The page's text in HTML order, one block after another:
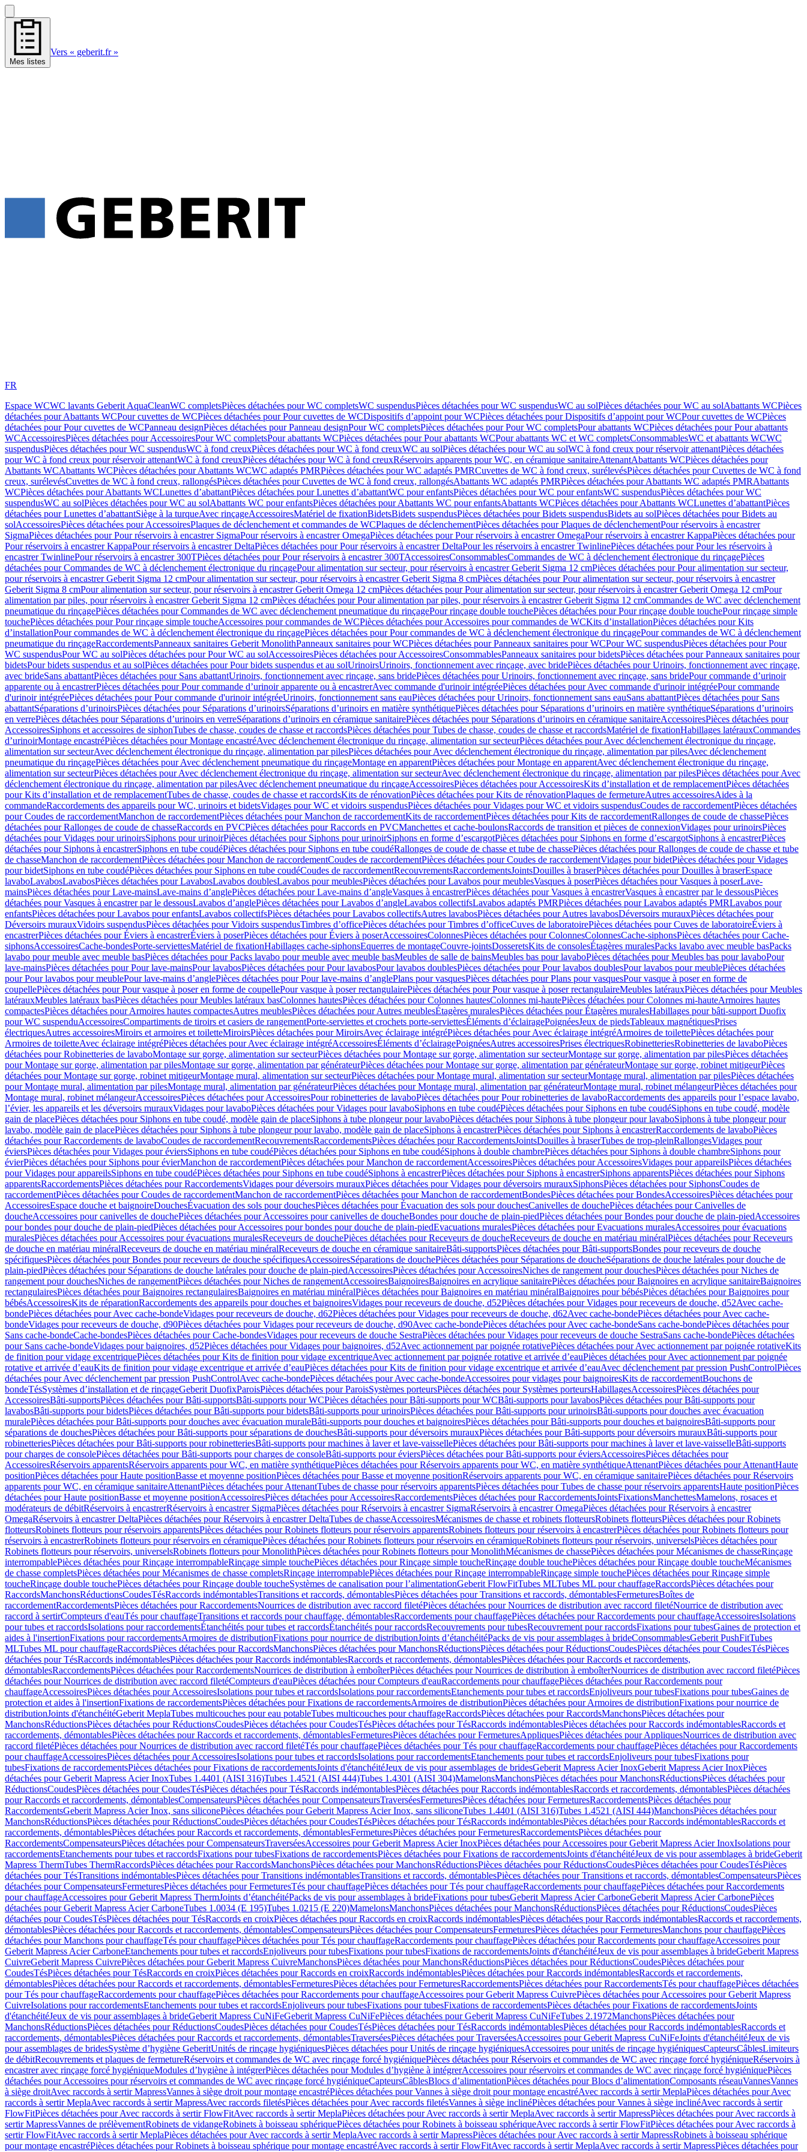
Mes listes
Vers « geberit.fr »
FR
Espace WCWC lavants Geberit AquaCleanWC completsPièces détachées pour WC completsWC suspendusPièces détachées pour WC suspendusWC au solPièces détachées pour WC au solAbattants WCPièces
détachées pour Abattants WCPour cuvettes de WCPièces détachées pour Pour cuvettes de WCDispositifs d’appoint pour WCPièces détachées pour Dispositifs d’appoint pour WCPour cuvettes de WCPièces
détachées pour Pour cuvettes de WCPanneau designPièces détachées pour Panneau designPour WC completsPièces détachées pour Pour WC completsPour abattants WCPièces détachées pour Pour abattants
WCAccessoiresPièces détachées pour AccessoiresPour WC completsPour abattants WCPièces détachées pour Pour abattants WCPour abattants WC et WC completsConsommablesWC et abattants WCWC
suspendusPièces détachées pour WC suspendusWC à fond creuxPièces détachées pour WC à fond creuxWC au solPièces détachées pour WC au solWC à fond creux pour réservoir attenantPièces détachées
pour WC à fond creux pour réservoir attenantWC à fond creuxPièces détachées pour WC à fond creuxRéservoirs apparents pour WC, en céramique sanitaireAttenantAbattants WCPièces détachées pour
Abattants WCAbattants WCPièces détachées pour Abattants WCWC adaptés PMRPièces détachées pour WC adaptés PMRCuvettes de WC à fond creux, surélevésPièces détachées pour Cuvettes de WC à fond
creux, surélevésCuvettes de WC à fond creux, rallongésPièces détachées pour Cuvettes de WC à fond creux, rallongésAbattants WC adaptés PMRPièces détachées pour Abattants WC adaptés PMRAbattants
WCPièces détachées pour Abattants WCLunettes d’abattantPièces détachées pour Lunettes d’abattantWC pour enfantsPièces détachées pour WC pour enfantsWC suspendusPièces détachées pour WC
suspendusWC au solPièces détachées pour WC au solAbattants WC pour enfantsPièces détachées pour Abattants WC pour enfantsAbattants WCPièces détachées pour Abattants WCLunettes d’abattantPièces
détachées pour Lunettes d’abattantSiège à la turqueAvec rinçageAccessoiresMatériel de fixationBidetsBidets suspendusPièces détachées pour Bidets suspendusBidets au solPièces détachées pour Bidets au
solAccessoiresPièces détachées pour AccessoiresPlaques de déclenchement et commandes de WCPlaques de déclenchementPièces détachées pour Plaques de déclenchementPour réservoirs à encastrer
SigmaPièces détachées pour Pour réservoirs à encastrer SigmaPour réservoirs à encastrer OmegaPièces détachées pour Pour réservoirs à encastrer OmegaPour réservoirs à encastrer KappaPièces détachées pour
Pour réservoirs à encastrer KappaPour réservoirs à encastrer DeltaPièces détachées pour Pour réservoirs à encastrer DeltaPour les réservoirs à encastrer TwinlinePièces détachées pour Pour les réservoirs à
encastrer TwinlinePour réservoirs à encastrer 300TPièces détachées pour Pour réservoirs à encastrer 300TAccessoiresConsommablesCommandes de WC à déclenchement électronique du rinçagePièces
détachées pour Commandes de WC à déclenchement électronique du rinçagePour alimentation sur secteur, pour réservoirs à encastrer Geberit Sigma 12 cmPièces détachées pour Pour alimentation sur secteur,
pour réservoirs à encastrer Geberit Sigma 12 cmPour alimentation sur secteur, pour réservoirs à encastrer Geberit Sigma 8 cmPièces détachées pour Pour alimentation sur secteur, pour réservoirs à encastrer
Geberit Sigma 8 cmPour alimentation sur secteur, pour réservoirs à encastrer Geberit Omega 12 cmPièces détachées pour Pour alimentation sur secteur, pour réservoirs à encastrer Geberit Omega 12 cmPour
alimentation par piles, pour réservoirs à encastrer Geberit Sigma 12 cmPièces détachées pour Pour alimentation par piles, pour réservoirs à encastrer Geberit Sigma 12 cmCommandes de WC avec déclenchement
pneumatique du rinçagePièces détachées pour Commandes de WC avec déclenchement pneumatique du rinçagePour rinçage double touchePièces détachées pour Pour rinçage double touchePour rinçage simple
touchePièces détachées pour Pour rinçage simple toucheAccessoires pour commandes de WCPièces détachées pour Accessoires pour commandes de WCKits d’installationPièces détachées pour Kits
d’installationPour commandes de WC à déclenchement électronique du rinçagePièces détachées pour Pour commandes de WC à déclenchement électronique du rinçagePour commandes de WC à déclenchement
pneumatique du rinçageRaccordementsPanneaux sanitaires Geberit MonolithPanneaux sanitaires pour WCPièces détachées pour Panneaux sanitaires pour WCPour WC suspendusPièces détachées pour Pour
WC suspendusPour WC au solPièces détachées pour Pour WC au solAccessoiresPièces détachées pour AccessoiresConsommablesPanneaux sanitaires pour bidetsPièces détachées pour Panneaux sanitaires pour
bidetsPour bidets suspendus et au solPièces détachées pour Pour bidets suspendus et au solUrinoirsUrinoirs, fonctionnement avec rinçage, avec bridePièces détachées pour Urinoirs, fonctionnement avec rinçage,
avec brideSans abattantPièces détachées pour Sans abattantUrinoirs, fonctionnement avec rinçage, sans bridePièces détachées pour Urinoirs, fonctionnement avec rinçage, sans bridePour commande d’urinoir
apparente ou à encastrerPièces détachées pour Pour commande d’urinoir apparente ou à encastrerAvec commande d'urinoir intégréePièces détachées pour Avec commande d'urinoir intégréePour commande
d'urinoir intégréePièces détachées pour Pour commande d'urinoir intégréeUrinoirs, fonctionnement sans eauPièces détachées pour Urinoirs, fonctionnement sans eauSans abattantPièces détachées pour Sans
abattantSéparations d’urinoirsPièces détachées pour Séparations d’urinoirsSéparations d’urinoirs en matière synthétiquePièces détachées pour Séparations d’urinoirs en matière synthétiqueSéparations d’urinoirs
en verrePièces détachées pour Séparations d’urinoirs en verreSéparations d’urinoirs en céramique sanitairePièces détachées pour Séparations d’urinoirs en céramique sanitaireAccessoiresPièces détachées pour
AccessoiresSiphons et accessoires de siphonTubes de chasse, coudes de chasse et raccordsPièces détachées pour Tubes de chasse, coudes de chasse et raccordsMatériel de fixationHabillages latérauxCommandes
dʼurinoirMontage encastréPièces détachées pour Montage encastréAvec déclenchement électronique du rinçage, alimentation sur secteurPièces détachées pour Avec déclenchement électronique du rinçage,
alimentation sur secteurAvec déclenchement électronique du rinçage, alimentation par pilesPièces détachées pour Avec déclenchement électronique du rinçage, alimentation par pilesAvec déclenchement
pneumatique du rinçagePièces détachées pour Avec déclenchement pneumatique du rinçageMontage en apparentPièces détachées pour Montage en apparentAvec déclenchement électronique du rinçage,
alimentation sur secteurPièces détachées pour Avec déclenchement électronique du rinçage, alimentation sur secteurAvec déclenchement électronique du rinçage, alimentation par pilesPièces détachées pour Avec
déclenchement électronique du rinçage, alimentation par pilesAvec déclenchement pneumatique du rinçageAccessoiresPièces détachées pour AccessoiresKits d’installation et de remplacementPièces détachées
pour Kits d’installation et de remplacementTubes de chasse, coudes de chasse et raccordsKits de rénovationPièces détachées pour Kits de rénovationPlaques de fermetureAutres accessoiresAides à la
commandeRaccordements des appareils pour WC, urinoirs et bidetsVidages pour WC et vidoirs suspendusPièces détachées pour Vidages pour WC et vidoirs suspendusCoudes de raccordementPièces détachées
pour Coudes de raccordementManchon de raccordementPièces détachées pour Manchon de raccordementKits de raccordementPièces détachées pour Kits de raccordementRallonges de coude de chassePièces
détachées pour Rallonges de coude de chasseRaccords en PVCPièces détachées pour Raccords en PVCManchettes et cache-boulonsRaccords de transition et pièces de connexionVidages pour urinoirsPièces
détachées pour Vidages pour urinoirsSiphons pour urinoirPièces détachées pour Siphons pour urinoirSiphons en forme d’escargotPièces détachées pour Siphons en forme d’escargotSiphons à encastrerPièces
détachées pour Siphons à encastrerSiphons en tube coudéPièces détachées pour Siphons en tube coudéRallonges de coude de chasse et tube de chassePièces détachées pour Rallonges de coude de chasse et tube
de chasseManchon de raccordementPièces détachées pour Manchon de raccordementCoudes de raccordementPièces détachées pour Coudes de raccordementVidages pour bidetPièces détachées pour Vidages
pour bidetSiphons en tube coudéPièces détachées pour Siphons en tube coudéCoudes de raccordementRecouvrementsRaccordementsJointsDouilles à braserPièces détachées pour Douilles à braserEspace
lavaboLavabosLavabosPièces détachées pour LavabosLavabos doublesLavabos pour meublesPièces détachées pour Lavabos pour meublesVasques à poserPièces détachées pour Vasques à poserLave-
mainsPièces détachées pour Lave-mainsLave-mains d’anglePièces détachées pour Lave-mains d’angleVasques à encastrerPièces détachées pour Vasques à encastrerVasques à encastrer par le dessousPièces
détachées pour Vasques à encastrer par le dessousLavabos d’anglePièces détachées pour Lavabos d’angleLavabos collectifsLavabos adaptés PMRPièces détachées pour Lavabos adaptés PMRLavabos pour
enfantsPièces détachées pour Lavabos pour enfantsLavabos collectifsPièces détachées pour Lavabos collectifsAutres lavabosPièces détachées pour Autres lavabosDéversoirs murauxPièces détachées pour
Déversoirs murauxVidoirs suspendusPièces détachées pour Vidoirs suspendusTimbres dʼofficePièces détachées pour Timbres dʼofficeCuves de laboratoirePièces détachées pour Cuves de laboratoireÉviers à
encastrerPièces détachées pour Éviers à encastrerÉviers à poserPièces détachées pour Éviers à poserAccessoiresColonnesPièces détachées pour ColonnesColonnesCache-siphonsPièces détachées pour Cache-
siphonsAccessoiresCache-bondesPorte-serviettesMatériel de fixationHabillages cache-siphonsEquerres de montageCouvre-jointsDosseretsKits de consolesÉtagères muralesPacks lavabo avec meuble basPacks
lavabo pour meuble avec meuble basPièces détachées pour Packs lavabo pour meuble avec meuble basMeubles de salle de bainsMeubles bas pour lavaboPièces détachées pour Meubles bas pour lavaboPour
lave-mainsPièces détachées pour Pour lave-mainsPour lavabosPièces détachées pour Pour lavabosPour lavabos doublesPièces détachées pour Pour lavabos doublesPour lavabos pour meublePièces détachées
pour Pour lavabos pour meublePour lave-mains d’anglePièces détachées pour Pour lave-mains d’anglePlans pour vasquesPièces détachées pour Plans pour vasquesPour vasque à poser en forme de
coupellePièces détachées pour Pour vasque à poser en forme de coupellePour vasque à poser rectangulairePièces détachées pour Pour vasque à poser rectangulaireMeubles latérauxPièces détachées pour Meubles
latérauxMeubles latéraux basPièces détachées pour Meubles latéraux basColonnes hautesPièces détachées pour Colonnes hautesColonnes mi-hautePièces détachées pour Colonnes mi-hauteArmoires hautes
compactesPièces détachées pour Armoires hautes compactesAutres meublesPièces détachées pour Autres meublesÉtagères muralesPièces détachées pour Étagères muralesHabillages pour bâti-support Duofix
pour WC suspenduAccessoiresCompartiments de tiroirs et casiers de rangementPorte-serviettes et crochets porte-serviettesÉléments d’éclairagePoignéesJeux de piedsTableaux magnétiquesPrises
électriquesAutres accessoiresMiroirs et armoires et toiletteMiroirsPièces détachées pour MiroirsAvec éclairage intégréPièces détachées pour Avec éclairage intégréArmoires de toilettePièces détachées pour
Armoires de toiletteAvec éclairage intégréPièces détachées pour Avec éclairage intégréAccessoiresÉléments d’éclairagePoignéesAutres accessoiresPrises électriquesRobinetteriesRobinetteries de lavaboPièces
détachées pour Robinetteries de lavaboMontage sur gorge, alimentation sur secteurPièces détachées pour Montage sur gorge, alimentation sur secteurMontage sur gorge, alimentation par pilesPièces détachées
pour Montage sur gorge, alimentation par pilesMontage sur gorge, alimentation par générateurPièces détachées pour Montage sur gorge, alimentation par générateurMontage sur gorge, robinet mitigeurPièces
détachées pour Montage sur gorge, robinet mitigeurMontage mural, alimentation sur secteurPièces détachées pour Montage mural, alimentation sur secteurMontage mural, alimentation par pilesPièces détachées
pour Montage mural, alimentation par pilesMontage mural, alimentation par générateurPièces détachées pour Montage mural, alimentation par générateurMontage mural, robinet mélangeurPièces détachées pour
Montage mural, robinet mélangeurAccessoiresPièces détachées pour AccessoiresPour robinetteries de lavaboPièces détachées pour Pour robinetteries de lavaboRaccordements des appareils pour l’espace lavabo,
l’évier, les appareils et les déversoirs murauxVidages pour lavaboPièces détachées pour Vidages pour lavaboSiphons en tube coudéPièces détachées pour Siphons en tube coudéSiphons en tube coudé, modèle
gain de placePièces détachées pour Siphons en tube coudé, modèle gain de placeSiphons à tube plongeur pour lavaboPièces détachées pour Siphons à tube plongeur pour lavaboSiphons à tube plongeur pour
lavabo, modèle gain de placePièces détachées pour Siphons à tube plongeur pour lavabo, modèle gain de placeSiphons à encastrerPièces détachées pour Siphons à encastrerRaccordements de lavaboPièces
détachées pour Raccordements de lavaboCoudes de raccordementRecouvrementsRaccordementsPièces détachées pour RaccordementsJointsDouilles à braserTubes de trop-pleinRallongesVidages pour
éviersPièces détachées pour Vidages pour éviersSiphons en tube coudéPièces détachées pour Siphons en tube coudéSiphons à double chambrePièces détachées pour Siphons à double chambreSiphons pour
évierPièces détachées pour Siphons pour évierManchon de raccordementPièces détachées pour Manchon de raccordementAccessoiresPièces détachées pour AccessoiresVidages pour appareilsPièces détachées
pour Vidages pour appareilsSiphons en tube coudéPièces détachées pour Siphons en tube coudéSiphons à encastrerPièces détachées pour Siphons à encastrerSiphons apparentsPièces détachées pour Siphons
apparentsRaccordementsPièces détachées pour RaccordementsVidages pour déversoirs murauxPièces détachées pour Vidages pour déversoirs murauxSiphonsPièces détachées pour SiphonsCoudes de
raccordementPièces détachées pour Coudes de raccordementManchon de raccordementPièces détachées pour Manchon de raccordementBondesPièces détachées pour BondesAccessoiresPièces détachées pour
AccessoiresEspace douche et baignoireDouchesÉvacuation des sols pour douchesPièces détachées pour Évacuation des sols pour douchesCanivelles de douchePièces détachées pour Canivelles de
doucheAccessoires pour canivelles de douchePièces détachées pour Accessoires pour canivelles de doucheBondes pour douche de plain-piedPièces détachées pour Bondes pour douche de plain-piedAccessoires
pour bondes pour douche de plain-piedPièces détachées pour Accessoires pour bondes pour douche de plain-piedEvacuations muralesPièces détachées pour Evacuations muralesAccessoires pour évacuations
muralesPièces détachées pour Accessoires pour évacuations muralesReceveurs de douchePièces détachées pour Receveurs de doucheReceveurs de douche en matériau minéralPièces détachées pour Receveurs
de douche en matériau minéralReceveurs de douche en matériau minéralReceveurs de douche en céramique sanitaireBâti-supportsPièces détachées pour Bâti-supportsBondes pour receveurs de douche
spécifiquesPièces détachées pour Bondes pour receveurs de douche spécifiquesAccessoiresSéparations de douchePièces détachées pour Séparations de doucheSéparations de douche latérales pour douche de
plain-piedPièces détachées pour Séparations de douche latérales pour douche de plain-piedAccessoiresPièces détachées pour AccessoiresNiches de rangement pour douchesPièces détachées pour Niches de
rangement pour douchesNiches de rangementPièces détachées pour Niches de rangementAccessoiresBaignoiresBaignoires en acrylique sanitairePièces détachées pour Baignoires en acrylique sanitaireBaignoires
rectangulairesPièces détachées pour Baignoires rectangulairesBaignoires en matériau minéralPièces détachées pour Baignoires en matériau minéralBaignoires pour bébésPièces détachées pour Baignoires pour
bébésAccessoiresKits de réparationRaccordements des appareils pour douches et baignoiresVidages pour receveurs de douche, d52Pièces détachées pour Vidages pour receveurs de douche, d52Avec cache-
bondePièces détachées pour Avec cache-bondeVidages pour receveurs de douche, d62Pièces détachées pour Vidages pour receveurs de douche, d62Avec cache-bondePièces détachées pour Avec cache-
bondeVidages pour receveurs de douche, d90Pièces détachées pour Vidages pour receveurs de douche, d90Avec cache-bondePièces détachées pour Avec cache-bondeSans cache-bondePièces détachées pour
Sans cache-bondeCache-bondesPièces détachées pour Cache-bondesVidages pour receveurs de douche SestraPièces détachées pour Vidages pour receveurs de douche SestraSans cache-bondePièces détachées
pour Sans cache-bondeVidages pour baignoires, d52Pièces détachées pour Vidages pour baignoires, d52Avec actionnement par poignée rotativePièces détachées pour Avec actionnement par poignée rotativeKits
de finition pour vidage excentriquePièces détachées pour Kits de finition pour vidage excentriqueAvec actionnement par poignée rotative et arrivée d’eauPièces détachées pour Avec actionnement par poignée
rotative et arrivée d’eauKits de finition pour vidage excentrique et arrivée d’eauPièces détachées pour Kits de finition pour vidage excentrique et arrivée d’eauAvec déclenchement par pression PushControlPièces
détachées pour Avec déclenchement par pression PushControlAvec cache-bondePièces détachées pour Avec cache-bondeAccessoires pour vidages pour baignoiresKits de raccordementBouchons de
bondeTésSystèmes d’installation et de rinçageGeberit DuofixParoisPièces détachées pour ParoisSystèmes porteursPièces détachées pour Systèmes porteursHabillagesAccessoiresPièces détachées pour
AccessoiresBâti-supportsPièces détachées pour Bâti-supportsBâti-supports pour WCPièces détachées pour Bâti-supports pour WCBâti-supports pour lavabosPièces détachées pour Bâti-supports pour
lavabosBâti-supports pour bidetsPièces détachées pour Bâti-supports pour bidetsBâti-supports pour urinoirsPièces détachées pour Bâti-supports pour urinoirsBâti-supports pour douches avec évacuation
muralePièces détachées pour Bâti-supports pour douches avec évacuation muraleBâti-supports pour douches et baignoiresPièces détachées pour Bâti-supports pour douches et baignoiresBâti-supports pour
séparations de douchesPièces détachées pour Bâti-supports pour séparations de douchesBâti-supports pour déversoirs murauxPièces détachées pour Bâti-supports pour déversoirs murauxBâti-supports pour
robinetteriesPièces détachées pour Bâti-supports pour robinetteriesBâti-supports pour machines à laver et lave-vaissellePièces détachées pour Bâti-supports pour machines à laver et lave-vaisselleBâti-supports
pour charges de consolePièces détachées pour Bâti-supports pour charges de consoleBâti-supports pour éviersPièces détachées pour Bâti-supports pour éviersAccessoiresPièces détachées pour
AccessoiresRéservoirs apparentsRéservoirs apparents pour WC, en matière synthétiquePièces détachées pour Réservoirs apparents pour WC, en matière synthétiqueAttenantPièces détachées pour AttenantHaute
positionPièces détachées pour Haute positionBasse et moyenne positionPièces détachées pour Basse et moyenne positionRéservoirs apparents pour WC, en céramique sanitairePièces détachées pour Réservoirs
apparents pour WC, en céramique sanitaireAttenantPièces détachées pour AttenantTubes de chasse pour réservoirs apparentsPièces détachées pour Tubes de chasse pour réservoirs apparentsHaute positionPièces
détachées pour Haute positionBasse et moyenne positionAccessoiresPièces détachées pour AccessoiresRaccordementsPièces détachées pour RaccordementsJointsFixationsManchettesMamelons, rosaces et
modérateurs de débitRéservoirs à encastrerRéservoirs à encastrer SigmaPièces détachées pour Réservoirs à encastrer SigmaRéservoirs à encastrer OmegaPièces détachées pour Réservoirs à encastrer
OmegaRéservoirs à encastrer DeltaPièces détachées pour Réservoirs à encastrer DeltaTubes de chasseAccessoiresMécanismes de chasse et robinets flotteursRobinets flotteursPièces détachées pour Robinets
flotteursRobinets flotteurs pour réservoirs apparentsPièces détachées pour Robinets flotteurs pour réservoirs apparentsRobinets flotteurs pour réservoirs à encastrerPièces détachées pour Robinets flotteurs pour
réservoirs à encastrerRobinets flotteurs pour réservoirs en céramiquePièces détachées pour Robinets flotteurs pour réservoirs en céramiqueRobinets flotteurs pour réservoirs, universelsPièces détachées pour
Robinets flotteurs pour réservoirs, universelsRobinets flotteurs pour MonolithPièces détachées pour Robinets flotteurs pour MonolithMécanismes de chassePièces détachées pour Mécanismes de chasseRinçage
interrompablePièces détachées pour Rinçage interrompableRinçage simple touchePièces détachées pour Rinçage simple toucheRinçage double touchePièces détachées pour Rinçage double toucheMécanismes
de chasse completsPièces détachées pour Mécanismes de chasse completsRinçage interrompablePièces détachées pour Rinçage interrompableRinçage simple touchePièces détachées pour Rinçage simple
toucheRinçage double touchePièces détachées pour Rinçage double toucheSystèmes de canalisation pour l’alimentationGeberit FlowFitTubes MLTubes ML pour chauffageRaccordsPièces détachées pour
RaccordsManchonsRéductionsCoudesTésRaccords indémontablesTransitions et raccords, démontablesPièces détachées pour Transitions et raccords, démontablesFermeturesBoîtes de
raccordementRaccordementsPièces détachées pour RaccordementsNourrices de distribution avec raccord filetéPièces détachées pour Nourrices de distribution avec raccord filetéNourrice de distribution avec
raccord à sertirCompteurs d'eauTés pour chauffageTransitions et raccords pour chauffage, démontablesRaccordements pour chauffagePièces détachées pour Raccordements pour chauffageAccessoiresIsolations
pour tubes et raccordsIsolations pour raccordementsÉtanchéités pour tubes et raccordsÉtanchéités pour raccordsRecouvrements pour tubesRecouvrement pour raccordsFixations pour tubesGaines de protection et
aides à l'insertionFixations pour raccordementsArmoires de distributionFixations pour nourrice de distributionJoints d’étanchéitéPacks de vis pour assemblages à brideConsommablesGeberit PushFitTubes
MLTubes ML pour chauffageRaccordsPièces détachées pour RaccordsManchonsPièces détachées pour ManchonsRéductionsPièces détachées pour RéductionsCoudesPièces détachées pour CoudesTésPièces
détachées pour TésRaccords indémontablesPièces détachées pour Raccords indémontablesRaccords et raccordements, démontablesPièces détachées pour Raccords et raccordements,
démontablesRaccordementsPièces détachées pour RaccordementsNourrices de distribution à emboîterPièces détachées pour Nourrices de distribution à emboîterNourrices de distribution avec raccord filetéPièces
détachées pour Nourrices de distribution avec raccord filetéCompteurs d'eauPièces détachées pour Compteurs d'eauRaccordements pour chauffagePièces détachées pour Raccordements pour
chauffageAccessoiresPièces détachées pour AccessoiresIsolations pour tubes et raccordsIsolations pour raccordementsEtanchements pour tubes et raccordsEnjoliveurs pour tubesFixations pour tubesGaines de
protection et aides à l'insertionFixations de raccordementsPièces détachées pour Fixations de raccordementsArmoires de distributionPièces détachées pour Armoires de distributionFixations pour nourrice de
distributionJoints d'étanchéitéGeberit MeplaTubes multicouches pour eau potableTubes multicouches pour chauffageRaccordsPièces détachées pour RaccordsManchonsPièces détachées pour
ManchonsRéductionsPièces détachées pour RéductionsCoudesPièces détachées pour CoudesTésPièces détachées pour TésRaccords indémontablesPièces détachées pour Raccords indémontablesRaccords et
raccordements, démontablesPièces détachées pour Raccords et raccordements, démontablesFermeturesPièces détachées pour FermeturesAppliquesPièces détachées pour AppliquesNourrices de distribution avec
raccord filetéPièces détachées pour Nourrices de distribution avec raccord filetéTés pour chauffagePièces détachées pour Tés pour chauffageRaccordements pour chauffagePièces détachées pour Raccordements
pour chauffageAccessoiresPièces détachées pour AccessoiresIsolations pour tubes et raccordsIsolations pour raccordementsEtanchements pour tubes et raccordsEnjoliveurs pour tubesFixations pour
tubesFixations de raccordementsPièces détachées pour Fixations de raccordementsJoints d'étanchéitéJeux de vis pour assemblages de bridesGeberit Mapress Acier InoxGeberit Mapress Acier InoxPièces
détachées pour Geberit Mapress Acier InoxTubes 1.4401 (AISI 316)Tubes 1.4521 (AISI 444)Tubes 1.4301 (AISI 304)MamelonsManchonsPièces détachées pour ManchonsRéductionsPièces détachées pour
RéductionsCoudesPièces détachées pour CoudesTésPièces détachées pour TésRaccords indémontablesPièces détachées pour Raccords indémontablesRaccords et raccordements, démontablesPièces détachées
pour Raccords et raccordements, démontablesCompensateursPièces détachées pour CompensateursTraverséesFermeturesPièces détachées pour FermeturesRaccordementsPièces détachées pour
RaccordementsGeberit Mapress Acier Inox, sans siliconePièces détachées pour Geberit Mapress Acier Inox, sans siliconeTubes 1.4401 (AISI 316)Tubes 1.4521 (AISI 444)ManchonsPièces détachées pour
ManchonsRéductionsPièces détachées pour RéductionsCoudesPièces détachées pour CoudesTésPièces détachées pour TésRaccords indémontablesPièces détachées pour Raccords indémontablesRaccords et
raccordements, démontablesPièces détachées pour Raccords et raccordements, démontablesFermeturesPièces détachées pour FermeturesRaccordementsPièces détachées pour
RaccordementsCompensateursPièces détachées pour CompensateursTraverséesAccessoires pour Geberit Mapress Acier InoxPièces détachées pour Accessoires pour Geberit Mapress Acier InoxIsolations pour
raccordementsEtanchements pour tubes et raccordsFixations pour tubesFixations de raccordementsPièces détachées pour Fixations de raccordementsJoints d'étanchéitéJeux de vis pour assemblages à brideGeberit
Mapress ThermTubes ThermRaccordsPièces détachées pour RaccordsManchonsPièces détachées pour ManchonsRéductionsPièces détachées pour RéductionsCoudesPièces détachées pour CoudesTésPièces
détachées pour TésTransitions indémontablesPièces détachées pour Transitions indémontablesTransitions et raccords, démontablesPièces détachées pour Transitions et raccords, démontablesCompensateursPièces
détachées pour CompensateursFermeturesPièces détachées pour FermeturesTés pour chauffagePièces détachées pour Tés pour chauffageRaccordements pour chauffagePièces détachées pour Raccordements
pour chauffageAccessoires pour Geberit Mapress ThermJoints d’étanchéitéPacks de vis pour assemblages à brideFixations pour tubesGeberit Mapress Acier CarboneGeberit Mapress Acier CarbonePièces
détachées pour Geberit Mapress Acier CarboneTubes 1.0034 (E 195)Tubes 1.0215 (E 220)MamelonsManchonsPièces détachées pour ManchonsRéductionsPièces détachées pour RéductionsCoudesPièces
détachées pour CoudesTésPièces détachées pour TésRaccords en croixPièces détachées pour Raccords en croixRaccords indémontablesPièces détachées pour Raccords indémontablesRaccords et raccordements,
démontablesPièces détachées pour Raccords et raccordements, démontablesCompensateursPièces détachées pour CompensateursFermeturesPièces détachées pour FermeturesManchons pour chauffagePièces
détachées pour Manchons pour chauffageTés pour chauffagePièces détachées pour Tés pour chauffageRaccordements pour chauffagePièces détachées pour Raccordements pour chauffageAccessoires pour
Geberit Mapress Acier CarboneEtanchements pour tubes et raccordsEnjoliveurs pour tubesFixations pour tubesFixations de raccordementsJoints d'étanchéitéJeux de vis pour assemblages à brideGeberit Mapress
CuivreGeberit Mapress CuivrePièces détachées pour Geberit Mapress CuivreManchonsPièces détachées pour ManchonsRéductionsPièces détachées pour RéductionsCoudesPièces détachées pour
CoudesTésPièces détachées pour TésRaccords en croixPièces détachées pour Raccords en croixRaccords indémontablesPièces détachées pour Raccords indémontablesRaccords et raccordements,
démontablesPièces détachées pour Raccords et raccordements, démontablesFermeturesPièces détachées pour FermeturesRaccordementsPièces détachées pour RaccordementsTés pour chauffagePièces détachées
pour Tés pour chauffageRaccordements pour chauffagePièces détachées pour Raccordements pour chauffageAccessoires pour Geberit Mapress CuivrePièces détachées pour Accessoires pour Geberit Mapress
CuivreIsolations pour raccordementsEtanchements pour tubes et raccordsEnjoliveurs pour tubesFixations pour tubesFixations de raccordementsPièces détachées pour Fixations de raccordementsJoints
d'étanchéitéJeux de vis pour assemblages à brideGeberit Mapress CuNiFeGeberit Mapress CuNiFePièces détachées pour Geberit Mapress CuNiFeTubes 2.1972ManchonsPièces détachées pour
ManchonsRéductionsPièces détachées pour RéductionsCoudesPièces détachées pour CoudesTésPièces détachées pour TésRaccords indémontablesPièces détachées pour Raccords indémontablesRaccords et
raccordements, démontablesPièces détachées pour Raccords et raccordements, démontablesTraverséesPièces détachées pour TraverséesAccessoires pour Geberit Mapress CuNiFeJoints d'étanchéitéJeux de vis
pour assemblages de bridesSystème d’hygiène GeberitUnités de rinçage hygiéniquesPièces détachées pour Unités de rinçage hygiéniquesAccessoires pour unités de rinçage hygiéniquesCapteursCâblesLimiteurs
de débitRecouvrements et plaques de fermetureRéservoirs et commandes de WC avec rinçage forcé hygiéniquePièces détachées pour Réservoirs et commandes de WC avec rinçage forcé hygiéniqueRéservoirs à
encastrer avec rinçage forcé hygiéniqueModules d’hygiène à intégrerPièces détachées pour Modules d’hygiène à intégrerAccessoires pour réservoirs et commandes de WC avec rinçage forcé hygiéniquePièces
détachées pour Accessoires pour réservoirs et commandes de WC avec rinçage forcé hygiéniqueCapteursCâblesBlocs d’alimentationPièces détachées pour Blocs d’alimentationComposants réseauVannesVannes
à siège droitAvec raccords à sertir MapressVannes à siège droit pour montage encastréPièces détachées pour Vannes à siège droit pour montage encastréAvec raccords à sertir MeplaPièces détachées pour Avec
raccords à sertir MeplaAvec raccords à sertir MapressAvec raccords filetésPièces détachées pour Avec raccords filetésVannes à siège inclinéPièces détachées pour Vannes à siège inclinéAvec raccords à sertir
FlowFitPièces détachées pour Avec raccords à sertir FlowFitAvec raccords à sertir MeplaPièces détachées pour Avec raccords à sertir MeplaAvec raccords à sertir MapressPièces détachées pour Avec raccords à
sertir MapressVannes de prélèvementRobinets de vidangeRobinets à boisseau sphériquePièces détachées pour Robinets à boisseau sphériqueAvec raccords à sertir FlowFitPièces détachées pour Avec raccords à
sertir FlowFitAvec raccords à sertir MeplaPièces détachées pour Avec raccords à sertir MeplaAvec raccords à sertir MapressPièces détachées pour Avec raccords à sertir MapressRobinets à boisseau sphérique
pour montage encastréPièces détachées pour Robinets à boisseau sphérique pour montage encastréAvec raccords à sertir FlowFitAvec raccords à sertir MeplaAvec raccords à sertir MapressPièces détachées pour